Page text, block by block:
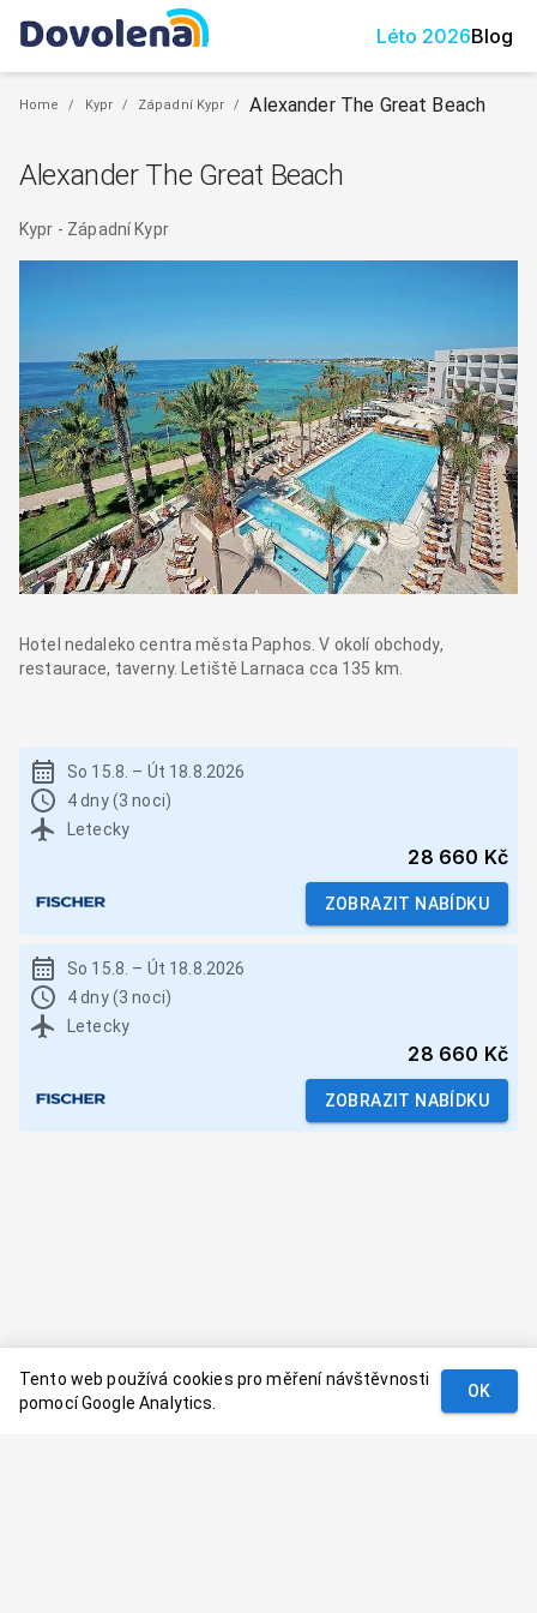
Léto 2026Blog
Home / Kypr / Západní Kypr / Alexander The Great Beach
Alexander The Great Beach
Kypr - Západní Kypr
Hotel nedaleko centra města Paphos. V okolí obchody,
restaurace, taverny. Letiště Larnaca cca 135 km.
So 15.8. – Út 18.8.2026
4 dny (3 noci)
Letecky
28 660 Kč
ZOBRAZIT NABÍDKU
So 15.8. – Út 18.8.2026
4 dny (3 noci)
Letecky
28 660 Kč
ZOBRAZIT NABÍDKU
Tento web používá cookies pro měření návštěvnosti
pomocí Google Analytics.
OK